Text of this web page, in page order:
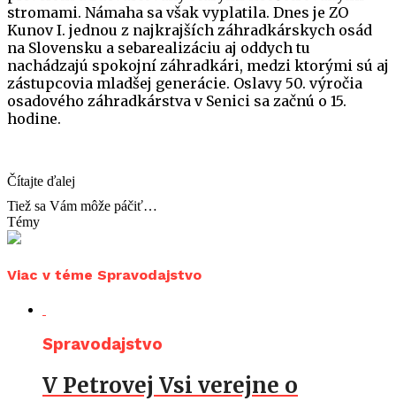
stromami. Námaha sa však vyplatila. Dnes je ZO
Kunov I. jednou z najkrajších záhradkárskych osád
na Slovensku a sebarealizáciu aj oddych tu
nachádzajú spokojní záhradkári, medzi ktorými sú aj
zástupcovia mladšej generácie. Oslavy 50. výročia
osadového záhradkárstva v Senici sa začnú o 15.
hodine.
Čítajte ďalej
Tiež sa Vám môže páčiť…
Témy
Viac v téme Spravodajstvo
Spravodajstvo
V Petrovej Vsi verejne o